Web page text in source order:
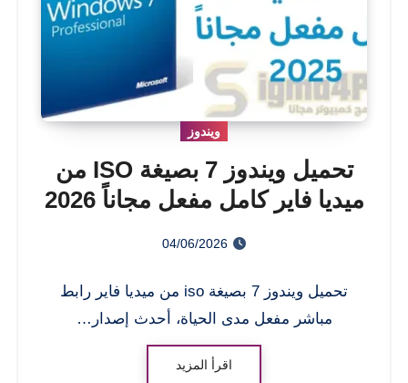
ويندوز
تحميل ويندوز 7 بصيغة ISO من
ميديا فاير كامل مفعل مجاناً 2026
04/06/2026
تحميل ويندوز 7 بصيغة iso من ميديا فاير رابط
مباشر مفعل مدى الحياة، أحدث إصدار…
اقرأ المزيد